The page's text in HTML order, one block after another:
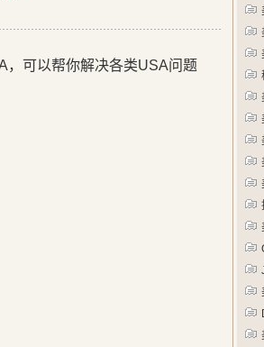
，可以帮你解决各类USA问题